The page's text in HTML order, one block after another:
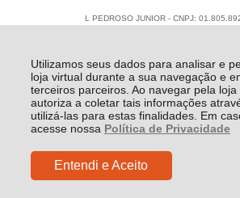
Utilizamos seus dados para analisar e
loja virtual durante a sua navegação e
terceiros parceiros. Ao navegar pela
autoriza a coletar tais informações
utilizá-las para estas finalidades. Em
acesse nossa Política de Privacidade
Entendi e Aceito
L PEDROSO JUNIOR - CNPJ: